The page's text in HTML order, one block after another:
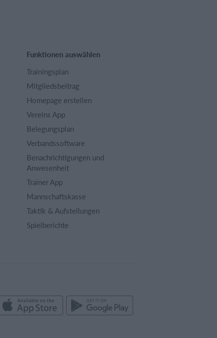
Funktionen auswählen
Trainingsplan
Mitgliedsbeitrag
Homepage erstellen
Vereins App
Belegungsplan
Verbandssoftware
Benachrichtigungen und
Anwesenheit
Trainer App
Mannschaftskasse
Taktik & Aufstellungen
Spielberichte